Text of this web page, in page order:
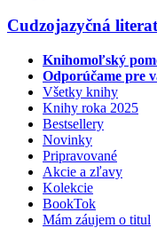
Cudzojazyčná
Knihomoľský
Odporúčame pre
Všetky knihy
Knihy roka 2025
Bestsellery
Novinky
Pripravované
Akcie a zľavy
Kolekcie
BookTok
Mám záujem o titul